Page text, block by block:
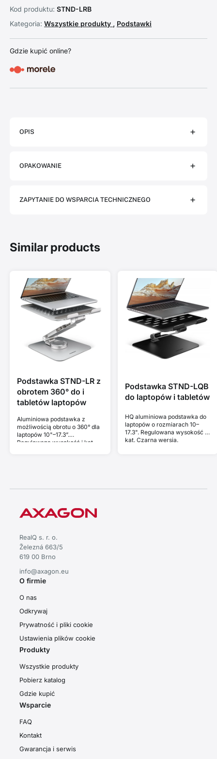
Kod produktu: STND-LRB
Kategoria: Wszystkie produkty , Podstawki
Gdzie kupić online?
OPIS
OPAKOWANIE
ZAPYTANIE DO WSPARCIA TECHNICZNEGO
Similar products
Podstawka STND-LR z
obrotem 360° do i
tabletów laptopów
Aluminiowa podstawka z
możliwością obrotu o 360° dla
laptopów 10"–17.3”.
Regulowana wysokość i kąt.
Podstawka STND-LQB
do laptopów i tabletów
HQ aluminiowa podstawka do
laptopów o rozmiarach 10–
17.3". Regulowana wysokość i
kąt. Czarna wersja.
RealQ s. r. o.
Železná 663/5
619 00 Brno
info@axagon.eu
O firmie
O nas
Odkrywaj
Prywatność i pliki cookie
Ustawienia plików cookie
Produkty
Wszystkie produkty
Pobierz katalog
Gdzie kupić
Wsparcie
FAQ
Kontakt
Gwarancja i serwis